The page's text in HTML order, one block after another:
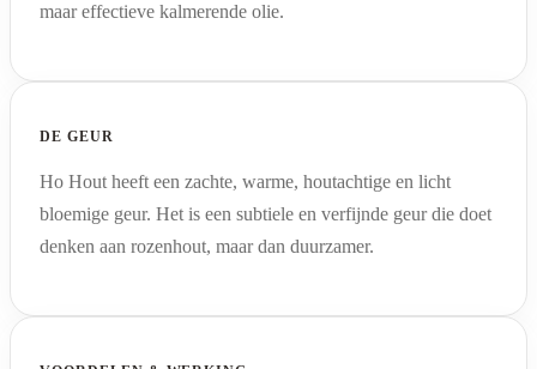
maar effectieve kalmerende olie.
DE GEUR
Ho Hout heeft een zachte, warme, houtachtige en licht
bloemige geur. Het is een subtiele en verfijnde geur die doet
denken aan rozenhout, maar dan duurzamer.